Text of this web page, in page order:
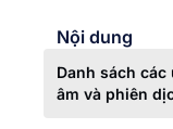
Nội dung
Danh sách
âm và phiên